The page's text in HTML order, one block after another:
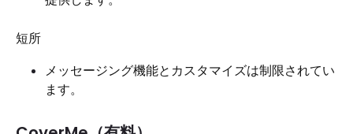
短所
メッセージング機能とカスタマイズは制限されてい
ます。